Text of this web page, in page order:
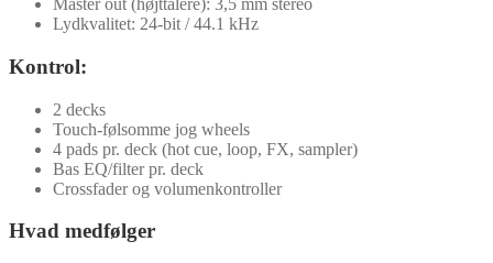
Master out (højttalere): 3,5 mm stereo
Lydkvalitet: 24-bit / 44.1 kHz
Kontrol:
2 decks
Touch-følsomme jog wheels
4 pads pr. deck (hot cue, loop, FX, sampler)
Bas EQ/filter pr. deck
Crossfader og volumenkontroller
Hvad medfølger